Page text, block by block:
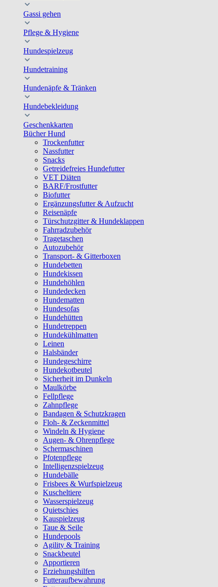
Gassi gehen
Pflege & Hygiene
Hundespielzeug
Hundetraining
Hundenäpfe & Tränken
Hundebekleidung
Geschenkkarten
Bücher Hund
Trockenfutter
Nassfutter
Snacks
Getreidefreies Hundefutter
VET Diäten
BARF/Frostfutter
Biofutter
Ergänzungsfutter & Aufzucht
Reisenäpfe
Türschutzgitter & Hundeklappen
Fahrradzubehör
Tragetaschen
Autozubehör
Transport- & Gitterboxen
Hundebetten
Hundekissen
Hundehöhlen
Hundedecken
Hundematten
Hundesofas
Hundehütten
Hundetreppen
Hundekühlmatten
Leinen
Halsbänder
Hundegeschirre
Hundekotbeutel
Sicherheit im Dunkeln
Maulkörbe
Fellpflege
Zahnpflege
Bandagen & Schutzkragen
Floh- & Zeckenmittel
Windeln & Hygiene
Augen- & Ohrenpflege
Schermaschinen
Pfotenpflege
Intelligenzspielzeug
Hundebälle
Frisbees & Wurfspielzeug
Kuscheltiere
Wasserspielzeug
Quietschies
Kauspielzeug
Taue & Seile
Hundepools
Agility & Training
Snackbeutel
Apportieren
Erziehungshilfen
Futteraufbewahrung